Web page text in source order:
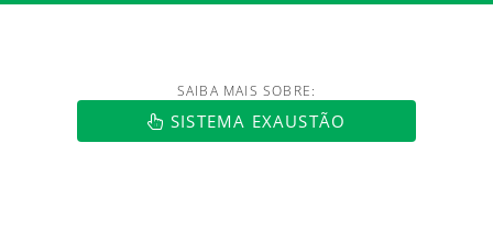
https://www.luftmaxi.com.br/
SAIBA MAIS SOBRE:
SISTEMA EXAUSTÃO